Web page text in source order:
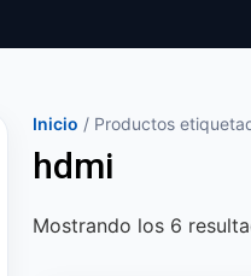
Inicio / Productos
hdmi
Mostrando los 6